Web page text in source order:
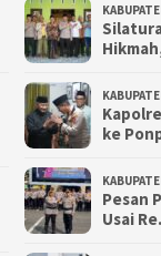
ke
Pesan
Usai